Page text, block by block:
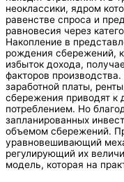
неоклассики, ядром
равенстве спроса и
равновесия через
Накопление в
рождения сбережений,
избыток дохода,
факторов
заработной платы,
сбережения приводят к
потреблением. Но
запланированных
объемом сбережений.
уравновешивающий
регулирующий их
модель, которая на